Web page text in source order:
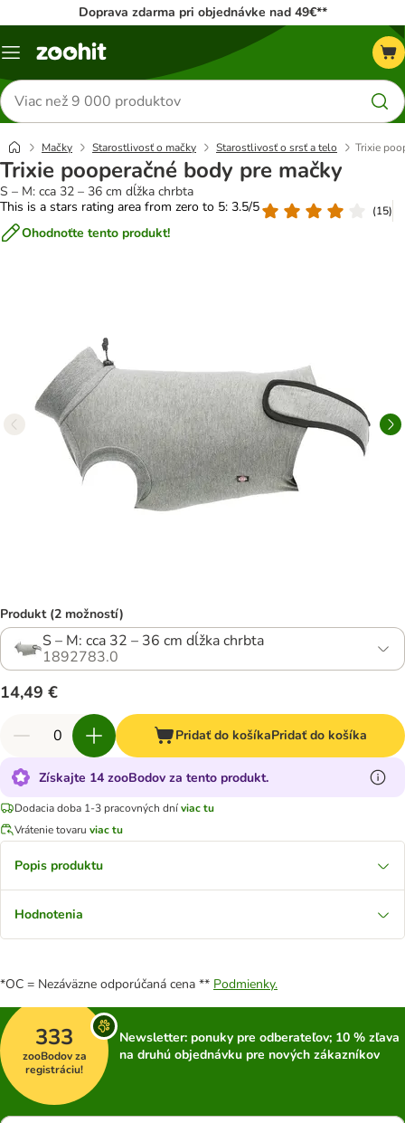
Doprava zdarma pri objednávke nad 49€**
Kategórie
Hľadať
produkty
Mačky Starostlivosť o mačky Starostlivosť o srsť a telo Trixie
Trixie pooperačné body pre mačky
S – M: cca 32 – 36 cm dĺžka chrbta
This is a stars rating area from zero to 5: 3.5/5
(15)
Ohodnoťte tento produkt!
Produkt (2 možností)
S – M: cca 32 – 36 cm dĺžka chrbta
1892783.0
14,49 €
Pridať do košíkaPridať do košíka
Získajte 14 zooBodov za tento produkt.
Dodacia doba 1-3 pracovných dníviac tu
Vrátenie tovaru viac tu
Popis produktu
Hodnotenia
*OC = Nezáväzne odporúčaná cena ** Podmienky.
333
zooBodov za
registráciu!
Newsletter: ponuky pre odberateľov; 10 % zľava
na druhú objednávku pre nových zákazníkov